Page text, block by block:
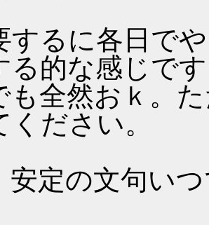
するに各日で
る的な感じで
も全然おｋ。
ください。
安定の文句い